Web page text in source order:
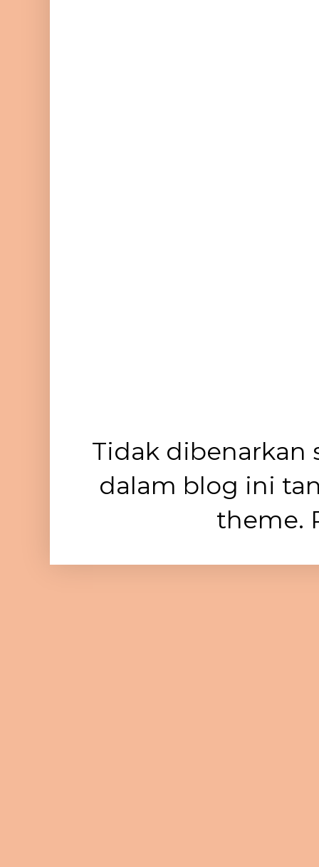
Tidak dibenarkan
dalam blog ini
theme.